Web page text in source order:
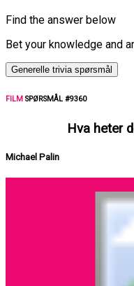
Find the answer below
Bet your knowledge and
Generelle trivia spørsmål
FILM SPØRSMÅL #9360
Hva heter
Michael Palin